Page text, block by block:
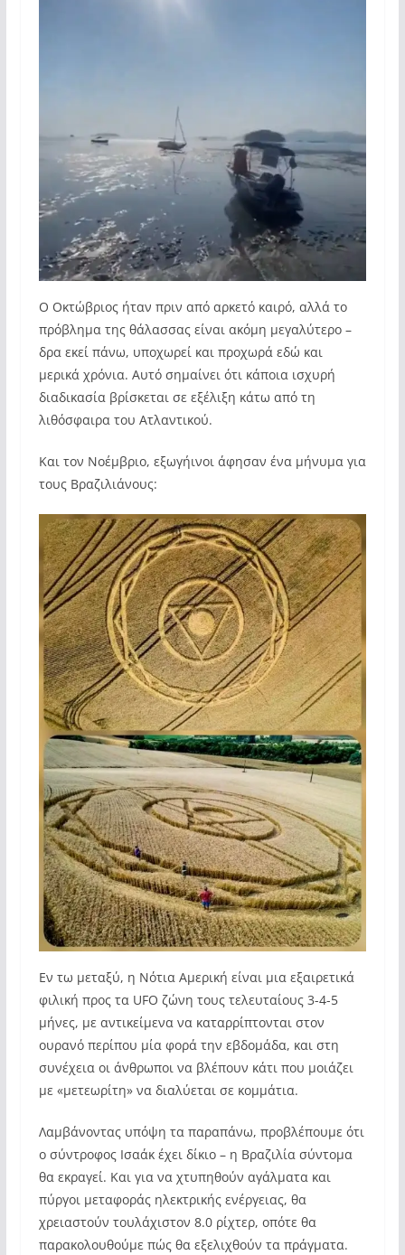
Ο Οκτώβριος ήταν πριν από αρκετό καιρό, αλλά το
πρόβλημα της θάλασσας είναι ακόμη μεγαλύτερο –
δρα εκεί πάνω, υποχωρεί και προχωρά εδώ και
μερικά χρόνια. Αυτό σημαίνει ότι κάποια ισχυρή
διαδικασία βρίσκεται σε εξέλιξη κάτω από τη
λιθόσφαιρα του Ατλαντικού.
Και τον Νοέμβριο, εξωγήινοι άφησαν ένα μήνυμα για
τους Βραζιλιάνους:
Εν τω μεταξύ, η Νότια Αμερική είναι μια εξαιρετικά
φιλική προς τα UFO ζώνη τους τελευταίους 3-4-5
μήνες, με αντικείμενα να καταρρίπτονται στον
ουρανό περίπου μία φορά την εβδομάδα, και στη
συνέχεια οι άνθρωποι να βλέπουν κάτι που μοιάζει
με «μετεωρίτη» να διαλύεται σε κομμάτια.
Λαμβάνοντας υπόψη τα παραπάνω, προβλέπουμε ότι
ο σύντροφος Ισαάκ έχει δίκιο – η Βραζιλία σύντομα
θα εκραγεί. Και για να χτυπηθούν αγάλματα και
πύργοι μεταφοράς ηλεκτρικής ενέργειας, θα
χρειαστούν τουλάχιστον 8.0 ρίχτερ, οπότε θα
παρακολουθούμε πώς θα εξελιχθούν τα πράγματα.